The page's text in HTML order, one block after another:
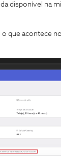
disponível na
que acontece